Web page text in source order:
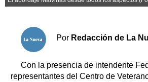
Clasificados
Suplementos
Servicios
Transportes
Loterías
Por Redacción de La
Con la presencia de intendente
representantes del Centro de